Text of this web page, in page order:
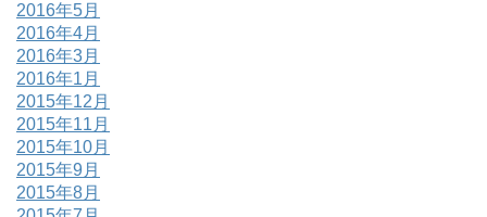
2016年5月
2016年4月
2016年3月
2016年1月
2015年12月
2015年11月
2015年10月
2015年9月
2015年8月